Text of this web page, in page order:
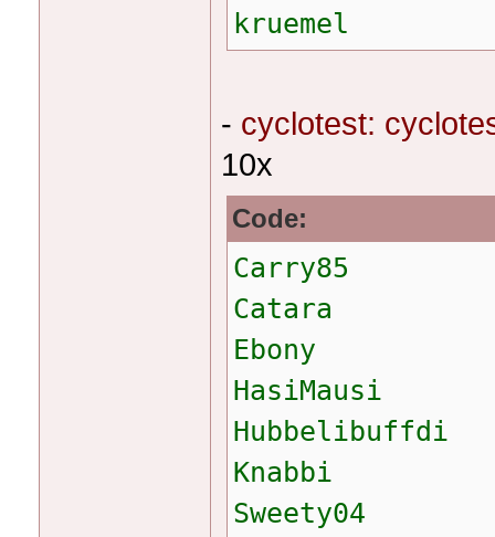
kruemel
- cyclotest:
10x
Code:
Carry85
Catara
Ebony
HasiMausi
Hubbelibuffdi
Knabbi
Sweety04